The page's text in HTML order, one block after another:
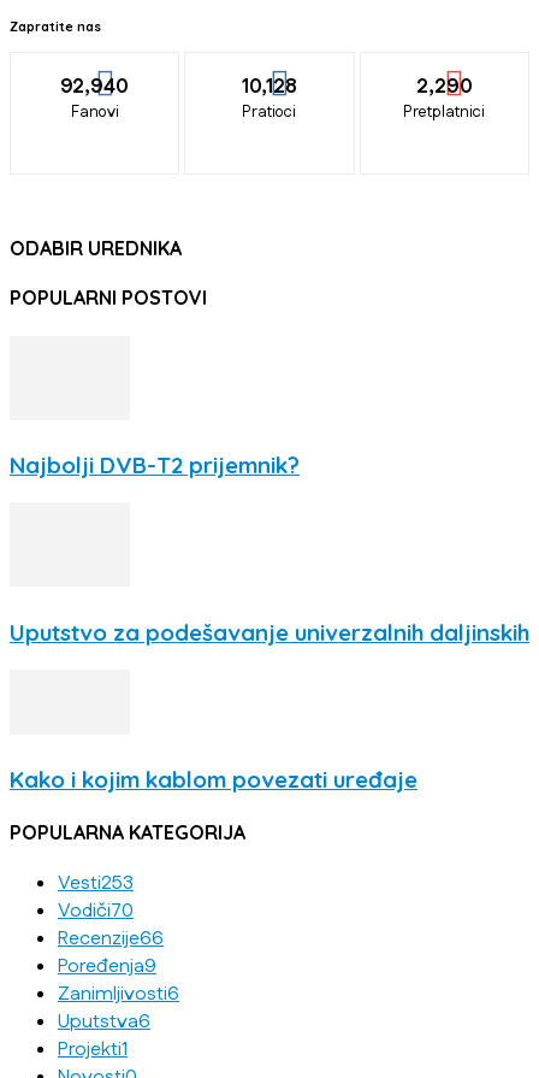
Zapratite nas
92,940
Fanovi
10,128
Pratioci
2,290
Pretplatnici
ODABIR UREDNIKA
POPULARNI POSTOVI
Najbolji DVB-T2 prijemnik?
Uputstvo za podešavanje univerzalnih daljinskih
Kako i kojim kablom povezati uređaje
POPULARNA KATEGORIJA
Vesti253
Vodiči70
Recenzije66
Poređenja9
Zanimljivosti6
Uputstva6
Projekti1